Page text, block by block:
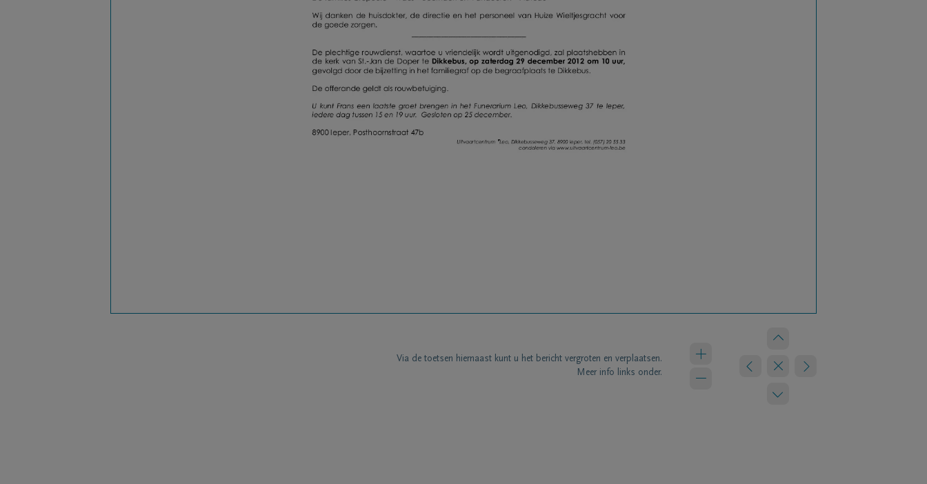
Via de toetsen hiernaast kunt u het bericht vergroten en verplaatsen.
Meer info links onder.